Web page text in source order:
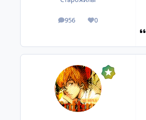
956
посты 0
Репутация